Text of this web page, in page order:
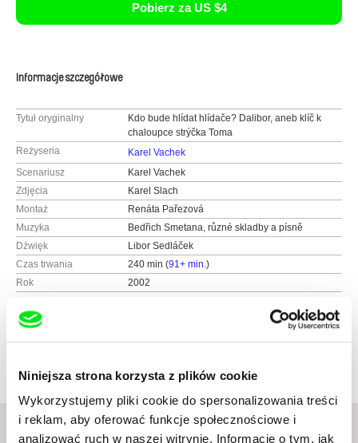
Niniejsza strona korzysta z plików cookie
Wykorzystujemy pliki cookie do spersonalizowania treści
i reklam, aby oferować funkcje społecznościowe i
analizować ruch w naszej witrynie. Informacje o tym, jak
Pobierz za US $4
Informacje szczegółowe
Tytuł oryginalny
Kdo bude hlídat hlídače? Dalibor, aneb klíč k
chaloupce strýčka Toma
Reżyseria
Karel Vachek
Scenariusz
Karel Vachek
Zdjęcia
Karel Slach
Montaż
Renáta Pařezová
Muzyka
Bedřich Smetana, různé skladby a písně
Dźwięk
Libor Sedláček
Czas trwania
240 min (91+ min.)
Rok
2002
Kraj
Kolor
Produkcja
Česká televize
140 70 Praha 4
Czechy
www:www.ceskatelevize.cz
tel.: 261137106